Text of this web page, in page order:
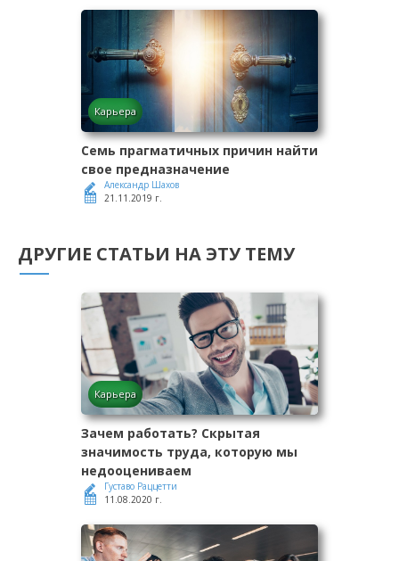
Карьера
Семь прагматичных причин найти
свое предназначение
Александр Шахов
21.11.2019 г.
ДРУГИЕ СТАТЬИ НА ЭТУ ТЕМУ
Карьера
Зачем работать? Скрытая
значимость труда, которую мы
недооцениваем
Густаво Раццетти
11.08.2020 г.